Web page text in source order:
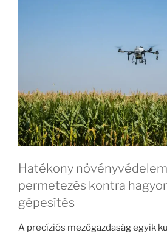
Hatékony
permetezés kontra
gépesítés
A precíziós mezőgazdaság egyik